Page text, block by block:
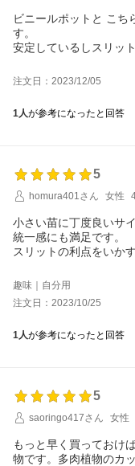
ビニールポットと こち
す。
安定しているしスリッ
注文日：2023/12/05
1人が参考になったと回答
5
homura401さん
女性
小さい苗に丁度良いサ
統一感にも満足です。
スリットの利点をいか
川さんのような細かい
大きい粒の土を1cmほ
趣味｜自分用
注文日：2023/10/25
1人が参考になったと回答
5
saoringo417さん
女性
もっと早く買っておけ
物です。多肉植物のカ